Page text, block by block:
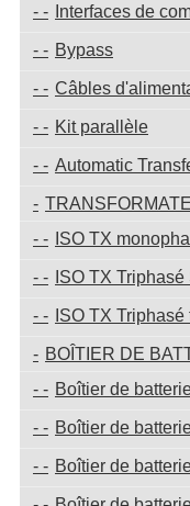
Interfaces de
Bypass
Câbles
Kit parallèle
Automatic
ISO TX
ISO TX
ISO TX
BOÎTIER DE
Boîtier de
Boîtier de
Boîtier de